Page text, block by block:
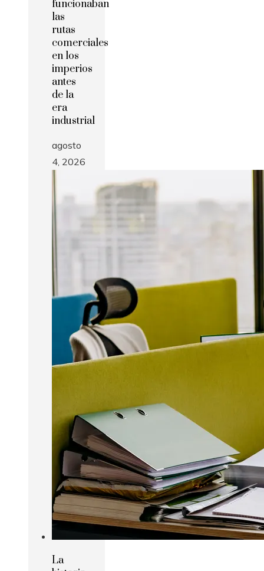
funcionaban
las
rutas
comerciales
en los
imperios
antes
de la
era
industrial
agosto
4, 2026
La